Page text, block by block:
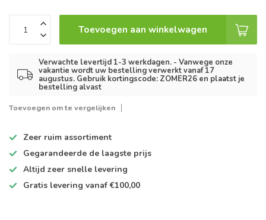
Toevoegen aan winkelwagen
Verwachte levertijd 1-3 werkdagen. - Vanwege onze
vakantie wordt uw bestelling verwerkt vanaf 17
augustus. Gebruik kortingscode: ZOMER26 en plaatst je
bestelling alvast
Toevoegen om te vergelijken
Zeer ruim assortiment
Gegarandeerde de laagste prijs
Altijd zeer snelle levering
Gratis levering vanaf €100,00